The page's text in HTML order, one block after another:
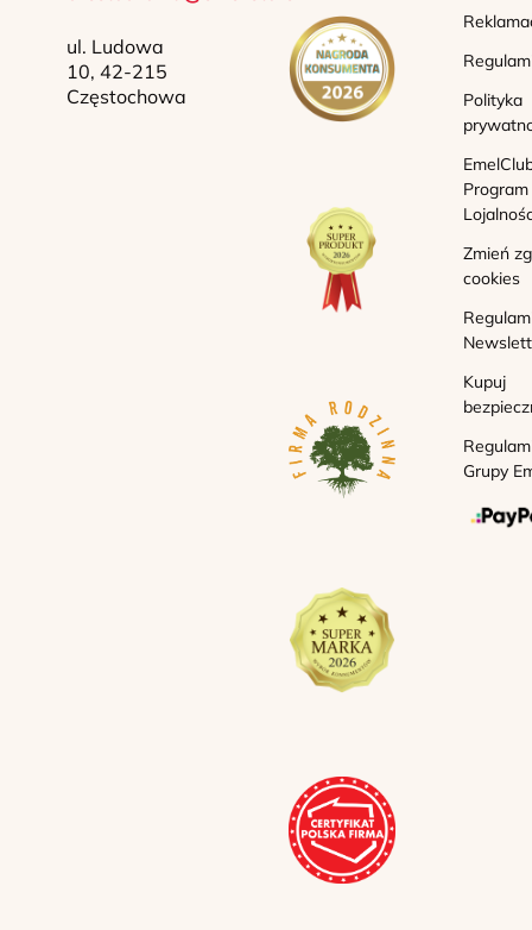
ul. Ludowa
10, 42-215
Częstochowa
Polityka
Program
Zmień
cookies
Kupuj
Grupy